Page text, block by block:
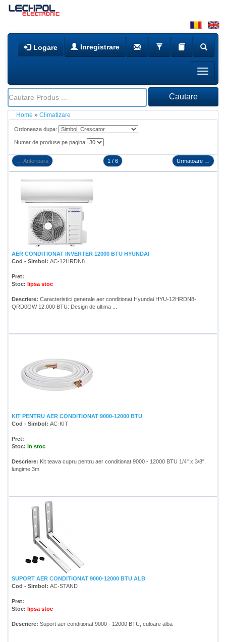
Logare Inregistrare
Home » Climatizare
Ordoneaza dupa:
Numar de produse pe pagina
← Anterioara 1 / 6 Urmatoare →
AER CONDITIONAT INVERTER 12000 BTU HYUNDAI
Cod - Simbol: AC-12HRDN8
Pret:
Stoc: lipsa stoc
Descriere: Caracteristici generale aer conditionat Hyundai HYU-12HRDN8-
QRD0GW 12.000 BTU: Design de ultima ...
KIT PENTRU AER CONDITIONAT 9000-12000 BTU
Cod - Simbol: AC-KIT
Pret:
Stoc: in stoc
Descriere: Kit teava cupru pentru aer conditionat 9000 - 12000 BTU 1/4" x 3/8",
lungime 3m
SUPORT AER CONDITIONAT 9000-12000 BTU ALB
Cod - Simbol: AC-STAND
Pret:
Stoc: lipsa stoc
Descriere: Suport aer conditionat 9000 - 12000 BTU, culoare alba